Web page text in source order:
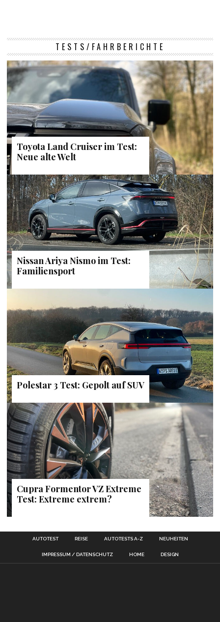
TESTS/FAHRBERICHTE
Toyota Land Cruiser im Test:
Neue alte Welt
Nissan Ariya Nismo im Test:
Familiensport
Polestar 3 Test: Gepolt auf SUV
Cupra Formentor VZ Extreme
Test: Extreme extrem?
AUTOTEST REISE AUTOTESTS A-Z NEUHEITEN
IMPRESSUM / DATENSCHUTZ HOME DESIGN